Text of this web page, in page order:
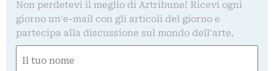
Non perdetevi il meglio di Artribune! Ricevi ogni
giorno un'e-mail con gli articoli del giorno e
partecipa alla discussione sul mondo dell'arte.
(Obbligatorio)